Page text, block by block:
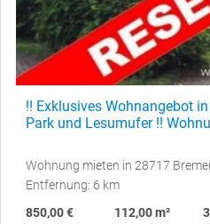
!! Exklusives Wohnangebot
Park und Lesumufer !!
Wohnung mieten in 28717
Entfernung: 6 km
850,00 €
112,00 m²
3